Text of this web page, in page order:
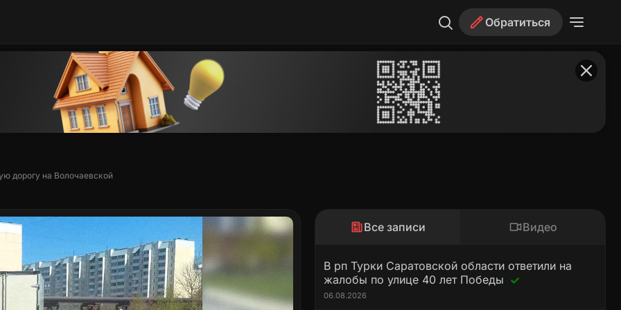
Обратиться
дорогу на Волочаевской
Все записи Видео
В рп Турки Саратовской области ответили на
жалобы по улице 40 лет Победы
06.08.2026